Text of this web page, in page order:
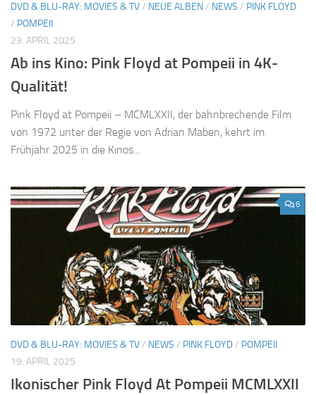
DVD & BLU-RAY: MOVIES & TV/ NEUE ALBEN/ NEWS / PINK FLOYD
/ POMPEII
23. APRIL 2025
Ab ins Kino: Pink Floyd at Pompeii in 4K-
Qualität!
Pink Floyd at Pompeii – MCMLXXII, der bahnbrechende Film
von 1972 unter der Regie von Adrian Maben, kehrt im
Frühjahr 2025 in die Kinos...
6
DVD & BLU-RAY: MOVIES & TV/ NEWS / PINK FLOYD/ POMPEII
19. APRIL 2025
Ikonischer Pink Floyd At Pompeii MCMLXXII